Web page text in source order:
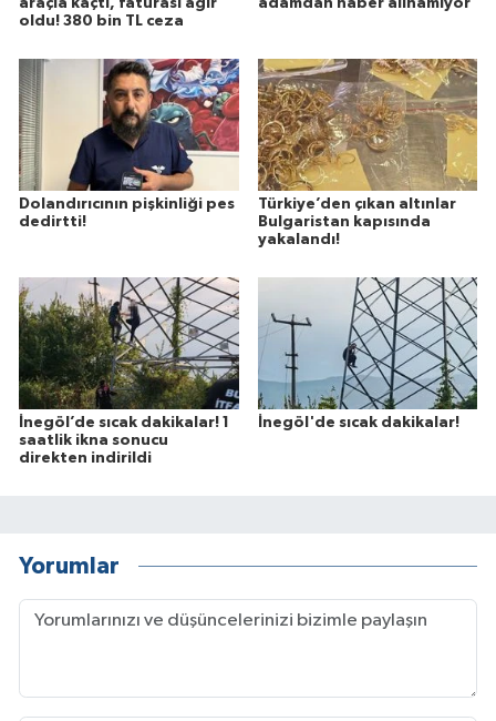
araçla kaçtı, faturası ağır
oldu! 380 bin TL ceza
adamdan haber alınamıyor
Dolandırıcının pişkinliği pes
dedirtti!
Türkiye’den çıkan altınlar
Bulgaristan kapısında
yakalandı!
İnegöl’de sıcak dakikalar! 1
saatlik ikna sonucu
direkten indirildi
İnegöl'de sıcak dakikalar!
Yorumlar